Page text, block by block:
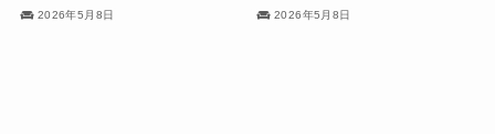
2026年5月8日 2026年5月8日